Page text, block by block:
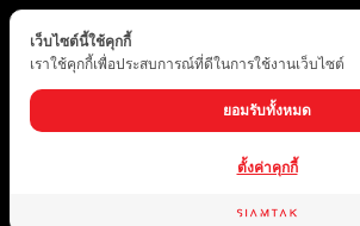
ประเภทสินค้า หินตกแต่ง
เว็บไซต์นี้ใช้คุกกี้
เราใช้คุกกี้เพื่อประสบการณ์ที่ดีในการใช้งานเว็บไซต์
ยอมรับทั้งหมด
ตั้งค่าคุกกี้